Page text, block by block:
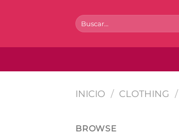
Buscar
por:
INICIO / CLOTHING /
BROWSE